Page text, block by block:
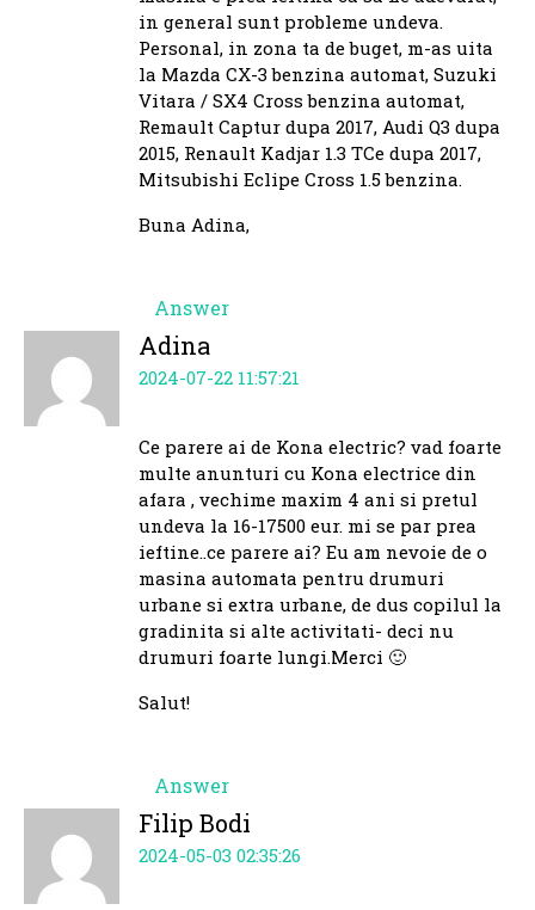
Buna Adina,
in general sunt probleme undeva.
Personal, in zona ta de buget, m-as uita
la Mazda CX-3 benzina automat, Suzuki
Vitara / SX4 Cross benzina automat,
Remault Captur dupa 2017, Audi Q3 dupa
2015, Renault Kadjar 1.3 TCe dupa 2017,
Mitsubishi Eclipe Cross 1.5 benzina.
Answer
Adina
2024-07-22 11:57:21
Salut!
Ce parere ai de Kona electric? vad foarte
multe anunturi cu Kona electrice din
afara , vechime maxim 4 ani si pretul
undeva la 16-17500 eur. mi se par prea
ieftine..ce parere ai? Eu am nevoie de o
masina automata pentru drumuri
urbane si extra urbane, de dus copilul la
gradinita si alte activitati- deci nu
drumuri foarte lungi.Merci 🙂
Answer
Filip Bodi
2024-05-03 02:35:26